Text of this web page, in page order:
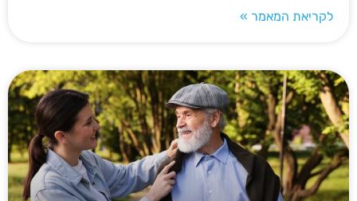
לקריאת המאמר »